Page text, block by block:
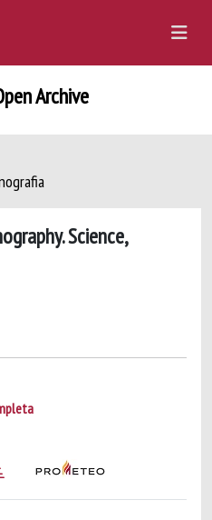
Archive
Science,